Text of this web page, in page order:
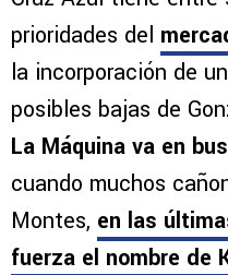
prioridades del
la incorporación de
posibles bajas de
La Máquina va en
cuando muchos
Montes, en las
fuerza el nombre de